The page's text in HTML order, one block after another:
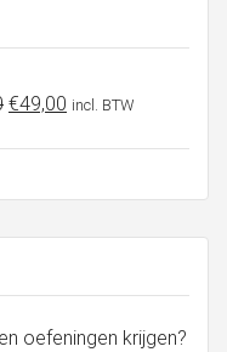
prijs
was:
€49,00
prijs
is:
incl. BTW
oefeningen krijgen?